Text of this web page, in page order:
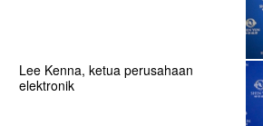
Lee Kenna, ketua perusahaan
elektronik